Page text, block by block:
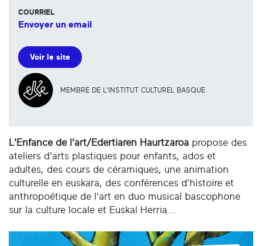
COURRIEL
Envoyer un email
Voir le site
MEMBRE DE L'INSTITUT CULTUREL BASQUE
L'Enfance de l'art/Edertiaren Haurtzaroa propose des
ateliers d'arts plastiques pour enfants, ados et
adultes, des cours de céramiques, une animation
culturelle en euskara, des conférences d'histoire et
anthropoétique de l'art en duo musical bascophone
sur la culture locale et Euskal Herria...